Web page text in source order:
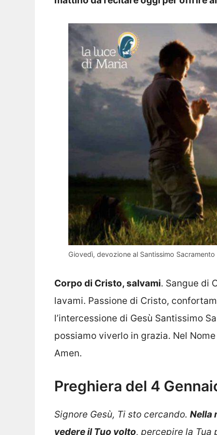
Giovedì, devozione al Santissimo Sacramento
Corpo di Cristo, salvami. Sangue di
lavami. Passione di Cristo,
l’intercessione di Gesù Santissimo
possiamo viverlo in grazia. Nel
Amen.
Preghiera del 4
Signore Gesù, Ti sto cercando. Nella
vedere il Tuo volto, percepire la Tua